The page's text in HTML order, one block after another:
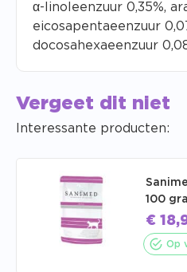
α-linoleenzuur 0,35%,
eicosapentaeenzuur
docosahexaeenzuur
Vergeet dit niet
Interessante producten:
100
€
Op